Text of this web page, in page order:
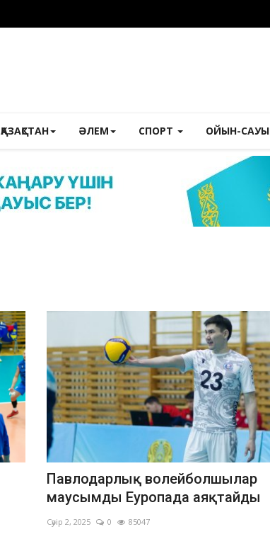
ҚАЗАҚСТАН ӘЛЕМ СПОРТ ОЙЫН-САУЫҚ
Павлодарлық волейболшылар
маусымды Еуропада аяқтайды
Сәуір 2, 2025 0 85047